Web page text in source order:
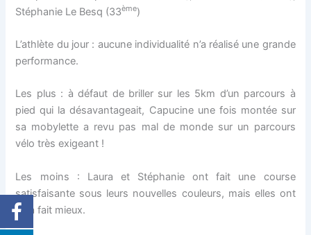
Stéphanie Le Besq (33ème)
L’athlète du jour : aucune individualité n’a réalisé une grande
performance.
Les plus : à défaut de briller sur les 5km d’un parcours à
pied qui la désavantageait, Capucine une fois montée sur
sa mobylette a revu pas mal de monde sur un parcours
vélo très exigeant !
Les moins : Laura et Stéphanie ont fait une course
satisfaisante sous leurs nouvelles couleurs, mais elles ont
déjà fait mieux.